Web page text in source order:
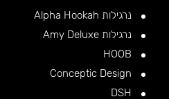
נרגילות Alpha Hookah
נרגילות Amy Deluxe